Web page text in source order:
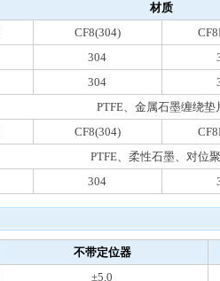
材质
CF8(304)
304
304
PTFE、金属石墨缠绕垫
CF8(304)
PTFE、柔性石墨、对位
304
不带定位器
±5.0